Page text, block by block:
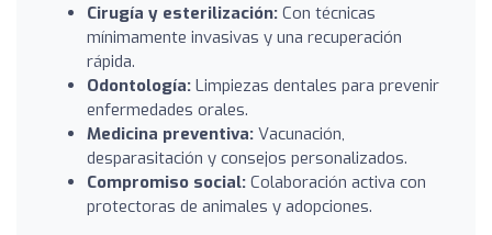
Cirugía y esterilización: Con técnicas
mínimamente invasivas y una recuperación
rápida.
Odontología: Limpiezas dentales para prevenir
enfermedades orales.
Medicina preventiva: Vacunación,
desparasitación y consejos personalizados.
Compromiso social: Colaboración activa con
protectoras de animales y adopciones.